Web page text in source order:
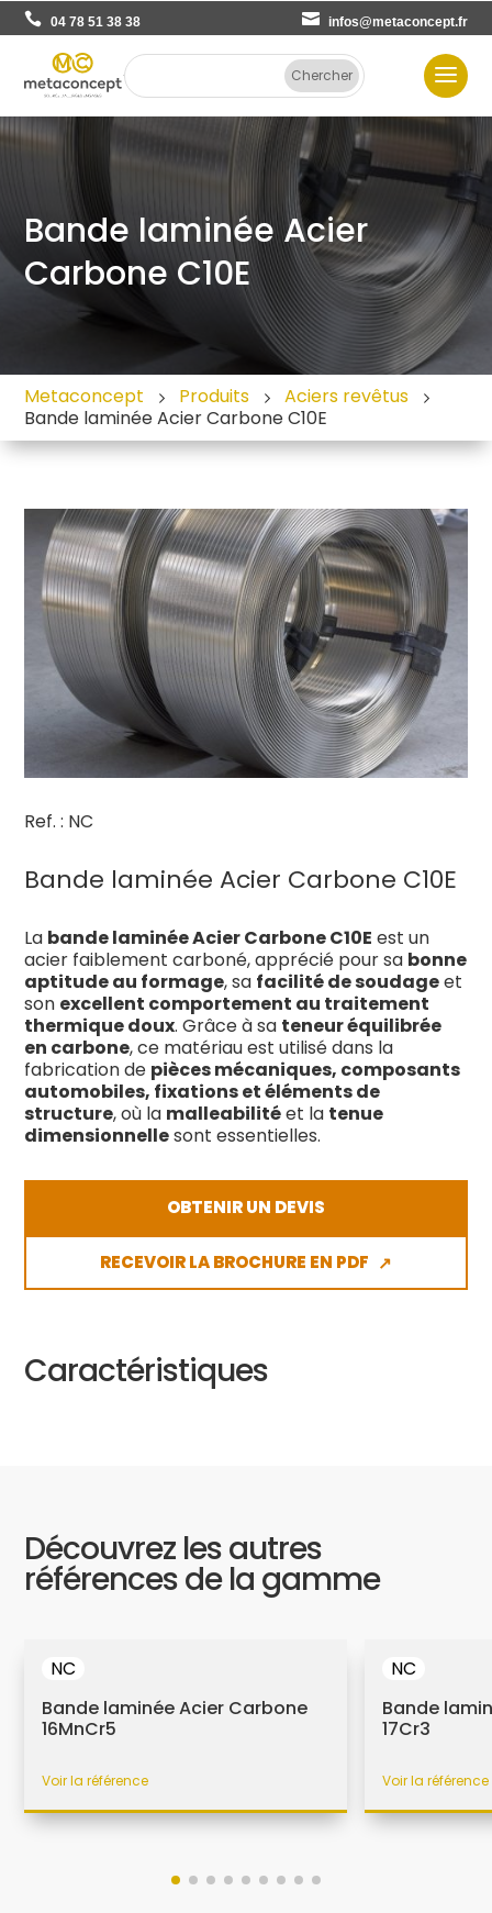
04 78 51 38 38 infos@metaconcept.fr
Bande laminée Acier
Carbone C10E
Metaconcept Produits
Aciers revêtus
Bande laminée Acier Carbone C10E
Ref. : NC
Bande laminée Acier Carbone C10E
La bande laminée Acier Carbone C10E est un
acier faiblement carboné, apprécié pour sa bonne
aptitude au formage, sa facilité de soudageet
son excellent comportement au traitement
thermique doux. Grâce à sa teneur équilibrée
en carbone, ce matériau est utilisé dans la
fabrication de pièces mécaniques, composants
automobiles, fixations et éléments de
structure, où la malleabilitéet la tenue
dimensionnellesont essentielles.
OBTENIR UN DEVIS
RECEVOIR LA BROCHURE EN PDF ↗
Caractéristiques
Découvrez les autres
références de la gamme
NC
Bande laminée Acier Carbone
16MnCr5
Voir la référence
NC
Bande
17Cr3
Voir la référence